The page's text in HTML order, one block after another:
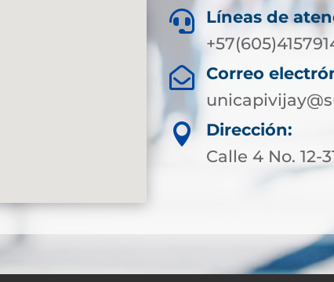

Líneas de

Correo

Dirección:
Calle 4 No. 12-